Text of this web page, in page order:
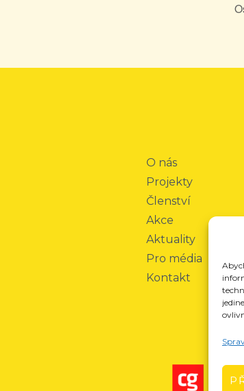
O nás
Projekty
Členství
Akce
Aktuality
Pro média
Kontakt